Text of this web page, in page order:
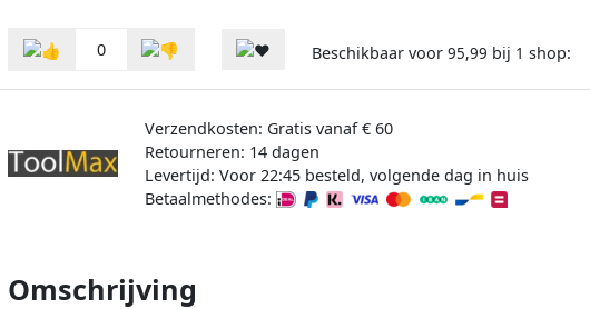
0 Beschikbaar voor 95,99 bij 1 shop:
Verzendkosten: Gratis vanaf € 60
Retourneren: 14 dagen
Levertijd: Voor 22:45 besteld, volgende dag in huis
Betaalmethodes:
Omschrijving